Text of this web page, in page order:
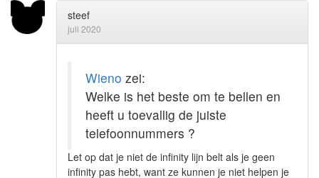
steef
juli 2020
Wieno zei:
Welke is het beste om te bellen en
heeft u toevallig de juiste
telefoonnummers ?
Let op dat je niet de infinity lijn belt als je geen
infinity pas hebt, want ze kunnen je niet helpen je